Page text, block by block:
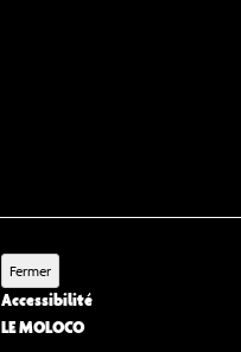
Fermer
Accessibilité
LE MOLOCO